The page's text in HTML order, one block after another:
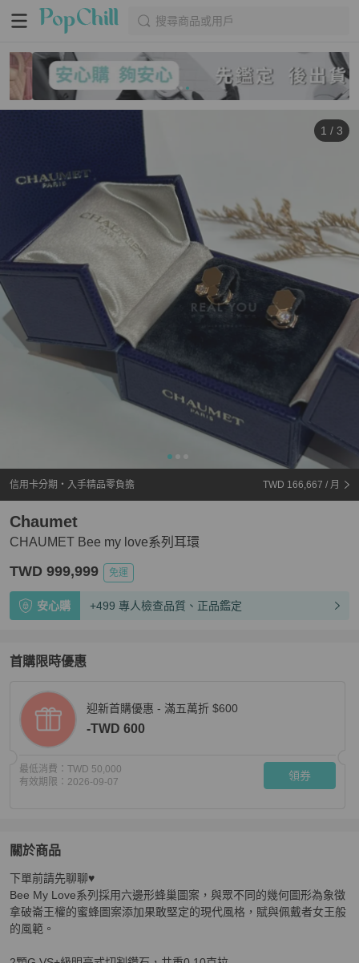
搜尋商品或用戶
1 / 3
信用卡分期・入手精品零負擔 TWD 166,667 / 月
CHAUMET Bee my love系列耳環
Chaumet
TWD 999,999 免運
安心購 +499 專人檢查品質、正品鑑定
首購限時優惠
迎新首購優惠 - 滿五萬折 $600
-TWD 600
最低消費： TWD 50,000
有效期限： 2026-09-07 領券
關於商品
關於CHAUMET Bee my love系列耳環
下單前請先聊聊♥
Bee My Love系列採用六邊形蜂巢圖案，與眾不同的幾何圖形為象徵
拿破崙王權的蜜蜂圖案添加果敢堅定的現代風格，賦與佩戴者女王般
的風範。